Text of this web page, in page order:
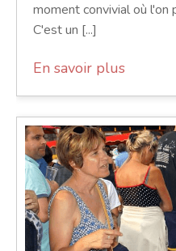
moment convivial où l'on
C'est un [...]
En savoir plus